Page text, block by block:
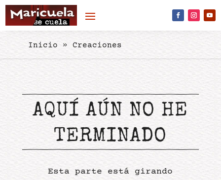
Skip to content
Inicio » Creaciones
AQUÍ AÚN NO HE
TERMINADO
Esta parte está girando